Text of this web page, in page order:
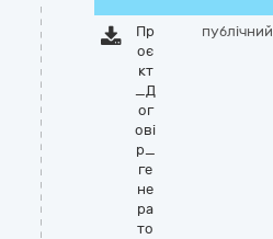
Пр
оє
кт
_Д
ог
ові
р_
ге
не
ра
то
публічний